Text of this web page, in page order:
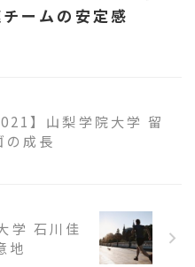
ームの安定感
】山梨学院大学 留
の成長
学 石川佳
地